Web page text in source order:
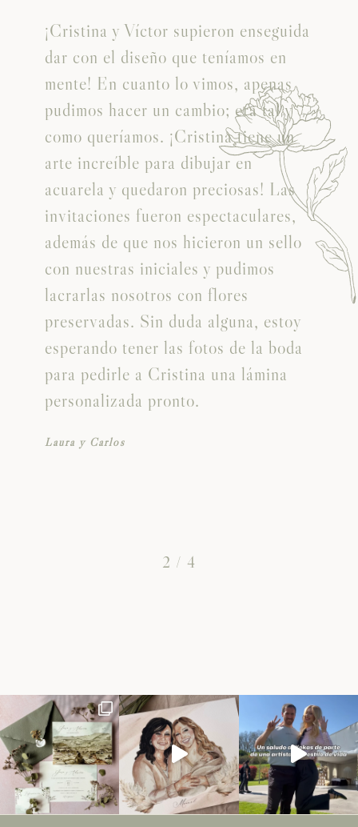
¡Cristina y Víctor supieron enseguida
dar con el diseño que teníamos en
mente! En cuanto lo vimos, apenas
pudimos hacer un cambio; era tal y
como queríamos. ¡Cristina tiene un
arte increíble para dibujar en
acuarela y quedaron preciosas! Las
invitaciones fueron espectaculares,
además de que nos hicieron un sello
con nuestras iniciales y pudimos
lacrarlas nosotros con flores
preservadas. Sin duda alguna, estoy
esperando tener las fotos de la boda
para pedirle a Cristina una lámina
personalizada pronto.
Laura y Carlos
2 / 4